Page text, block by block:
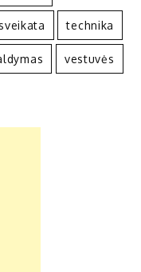
technika
vestuvės